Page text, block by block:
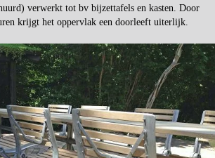
verwerkt tot bv bijzettafels en kasten. Door
krijgt het oppervlak een doorleeft uiterlijk.